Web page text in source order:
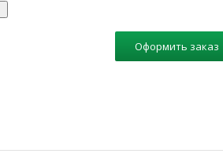
Оформить заказ